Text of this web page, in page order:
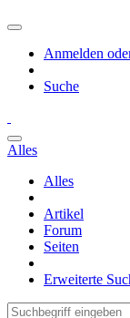
Anmelden
Suche
Alles
Alles
Artikel
Forum
Seiten
Erweiterte